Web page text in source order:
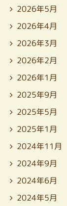
2026年5月
2026年4月
2026年3月
2026年2月
2026年1月
2025年9月
2025年5月
2025年1月
2024年11月
2024年9月
2024年6月
2024年5月